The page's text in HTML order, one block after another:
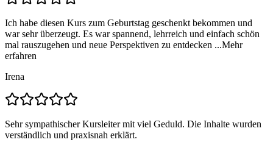
Ich habe diesen Kurs zum Geburtstag geschenkt bekommen und
war sehr überzeugt. Es war spannend, lehrreich und einfach schön
mal rauszugehen und neue Perspektiven zu entdecken ...Mehr
erfahren
Irena
Sehr sympathischer Kursleiter mit viel Geduld. Die Inhalte wurden
verständlich und praxisnah erklärt.